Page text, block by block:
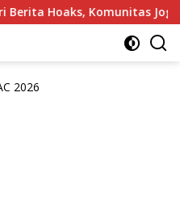
Hoaks, Komunitas Jogja